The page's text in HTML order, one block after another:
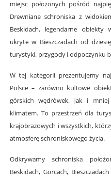
miejsc położonych pośród
Drewniane schroniska z
Beskidach, legendarne obiekty
ukryte w Bieszczadach od
turystyki, przygody i odpoczynku
W tej kategorii prezentujemy
Polsce – zarówno kultowe
górskich wędrówek, jak i
klimatem. To przestrzeń dla
krajobrazowych i wszystkich,
atmosferę schroniskowego życia.
Odkrywamy schroniska
Beskidach, Gorcach,